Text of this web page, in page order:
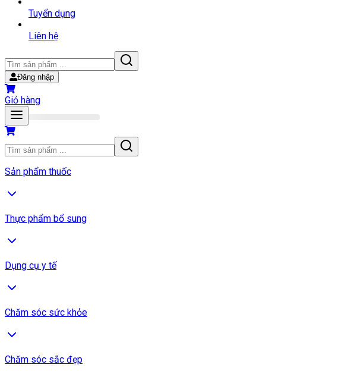
Tuyển dụng
Liên hệ
Đăng nhập
Giỏ hàng
Sản phẩm thuốc
Thực phẩm bổ sung
Dụng cụ y tế
Chăm sóc sức khỏe
Chăm sóc sắc đẹp